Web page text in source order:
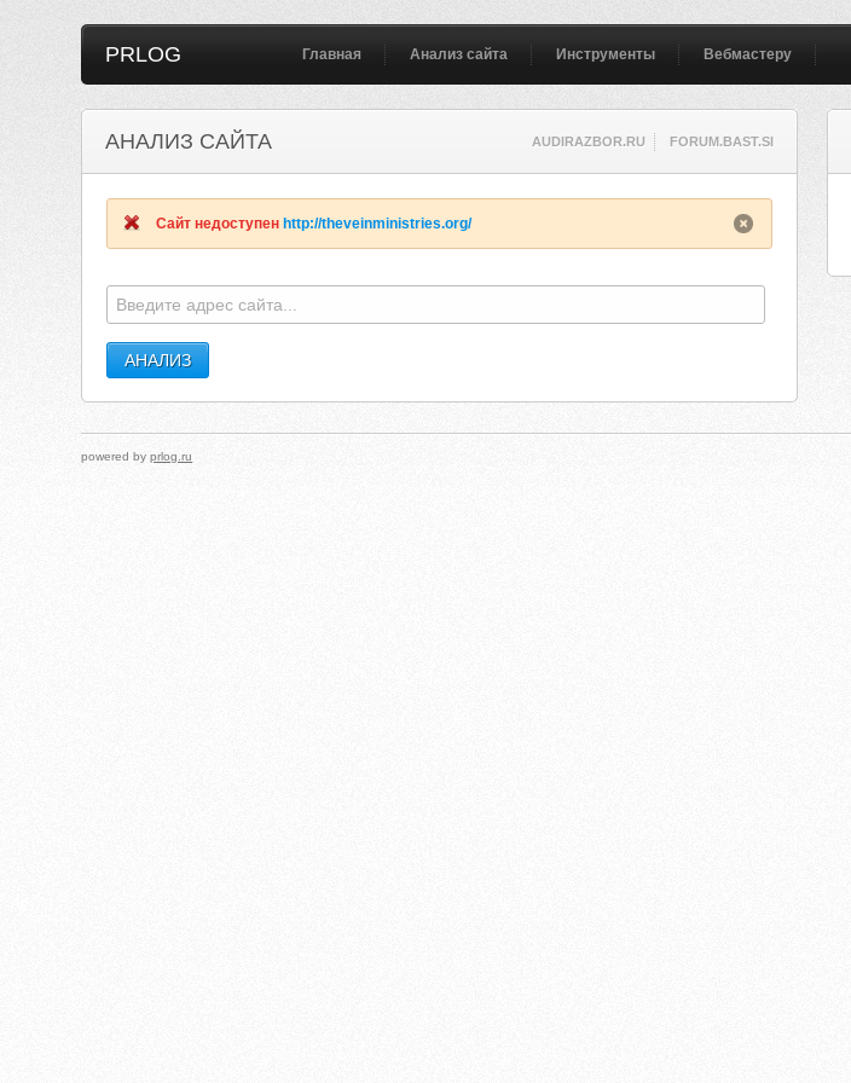
PRLOG Главная Анализ сайта Инструменты Вебмастеру
АНАЛИЗ САЙТА AUDIRAZBOR.RU FORUM.BAST.SI
Сайт недоступен http://theveinministries.org/
powered byprlog.ru